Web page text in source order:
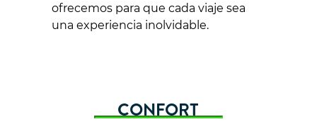
ofrecemos para que cada viaje sea
una experiencia inolvidable.
CONFORT